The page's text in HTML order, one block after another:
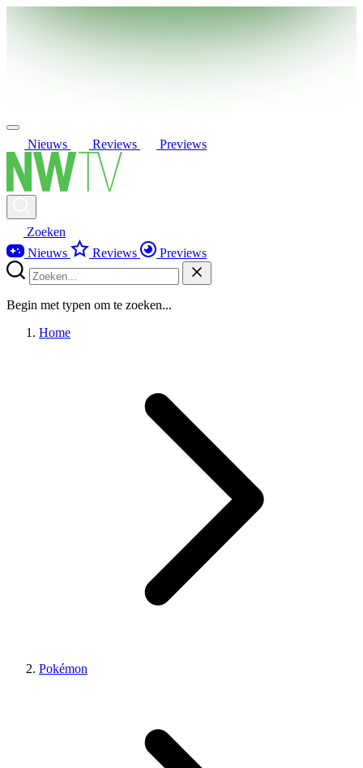
Nieuws Reviews Previews
Zoeken
Nieuws
Reviews Previews
Begin met typen om te zoeken...
Home
Pokémon